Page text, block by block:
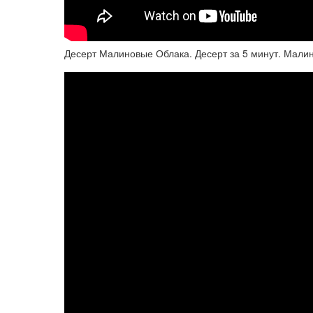
Десерт Малиновые Облака. Десерт за 5 минут.